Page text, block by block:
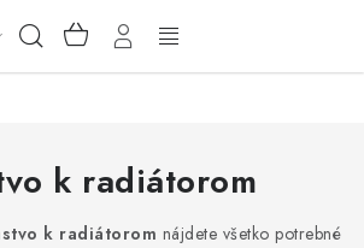
Hľadať NÁKUPNÝ
KOŠÍK
k radiátorom
k radiátorom nájdete všetko potrebné